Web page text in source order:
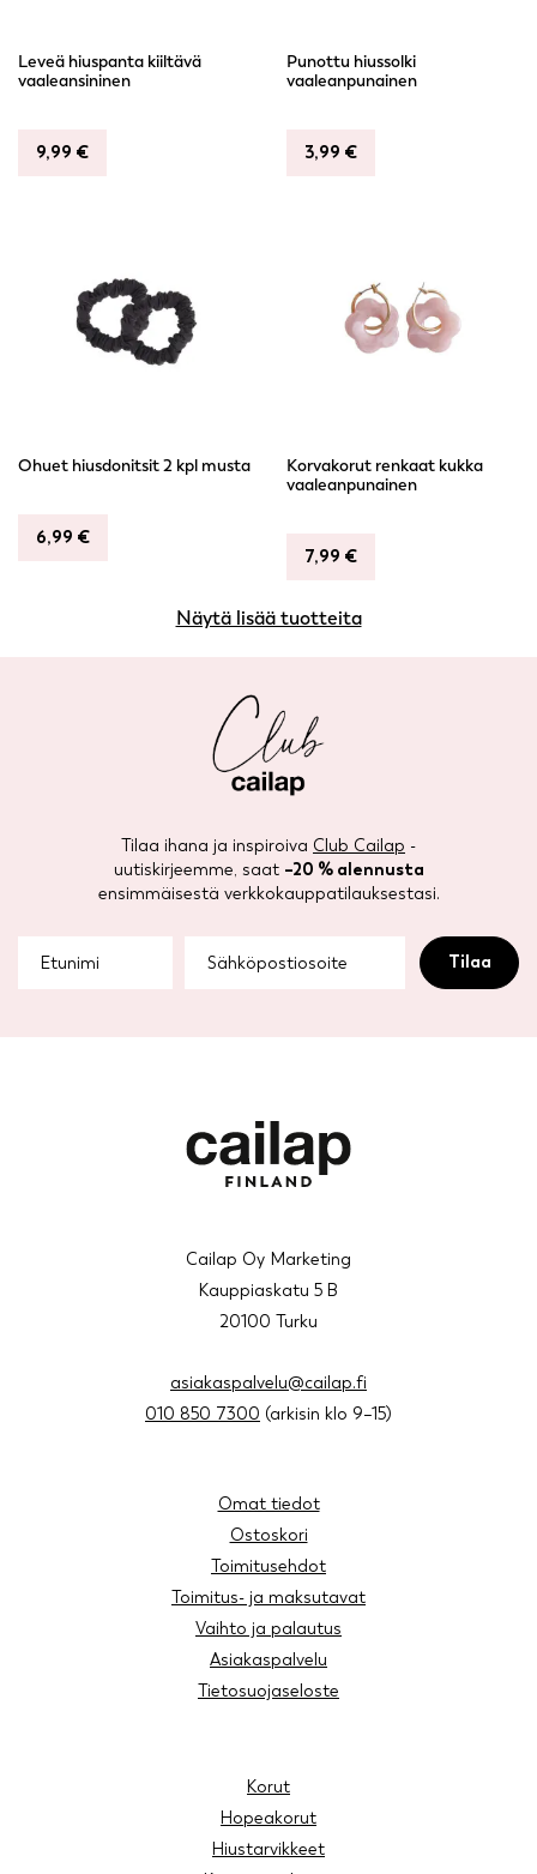
Leveä hiuspanta kiiltävä
vaaleansininen
9,99 €
Punottu hiussolki
vaaleanpunainen
3,99 €
Ohuet hiusdonitsit 2 kpl musta
6,99 €
Korvakorut renkaat kukka
vaaleanpunainen
7,99 €
Näytä lisää tuotteita
Tilaa ihana ja inspiroiva Club Cailap -
uutiskirjeemme, saat –20 % alennusta
ensimmäisestä verkkokauppatilauksestasi.
Cailap Oy Marketing
Kauppiaskatu 5 B
20100 Turku
asiakaspalvelu@cailap.fi
010 850 7300 (arkisin klo 9–15)
Omat tiedot
Ostoskori
Toimitusehdot
Toimitus- ja maksutavat
Vaihto ja palautus
Asiakaspalvelu
Tietosuojaseloste
Korut
Hopeakorut
Hiustarvikkeet